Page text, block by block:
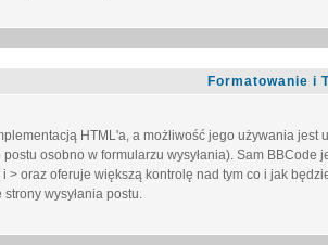
Formatowanie i
HTML'a, a możliwość jego używania
postu osobno w formularzu wysyłania). Sam
i > oraz oferuje większą kontrolę nad tym co i jak
wysyłania postu.